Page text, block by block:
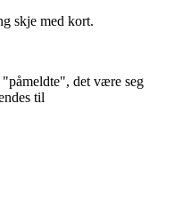
skje med kort.
det være seg
til